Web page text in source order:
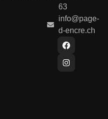
63
info@page-
d-encre.ch